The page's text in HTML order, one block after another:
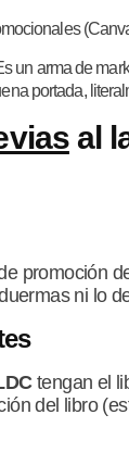
un arma de
portada,
al
promoción
ni lo
tengan el
del libro